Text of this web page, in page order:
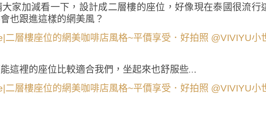
家加減看一下，設計成二層樓的座位，好像現在泰國很流行
也跟進這樣的網美風？
這裡的座位比較適合我們，坐起來也舒服些…